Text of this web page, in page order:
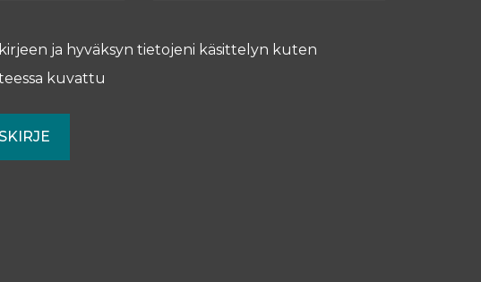
ja hyväksyn tietojeni käsittelyn kuten
kuvattu